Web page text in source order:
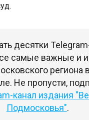
десятки
самые важные и
региона
Не пропусти,
канал издания
Подмосковья".